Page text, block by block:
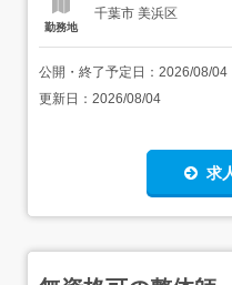
勤務地
千葉市 美浜区
公開・終了予定日： 2026/08/04
更新日： 2026/08/04
求